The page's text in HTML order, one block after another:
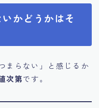
かどうかはそ
まらない」と感じるか
次第です。